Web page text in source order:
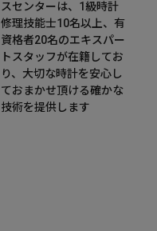
スセンターは、1級時計
修理技能士10名以上、有
資格者20名のエキスパー
トスタッフが在籍してお
り、大切な時計を安心し
ておまかせ頂ける確かな
技術を提供します